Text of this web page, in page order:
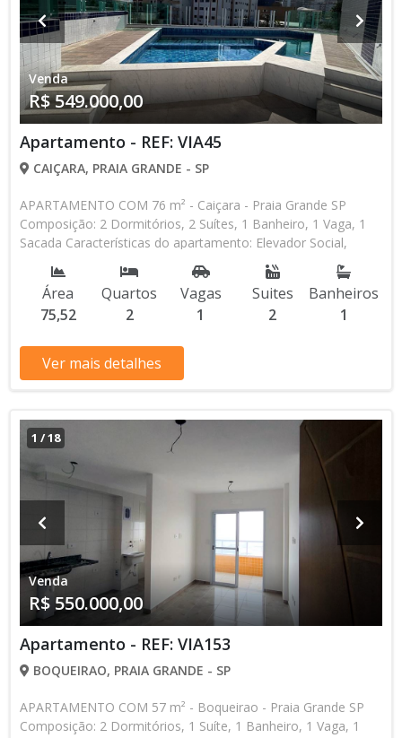
Venda
R$ 549.000,00
Apartamento - REF: VIA45
CAIÇARA, PRAIA GRANDE - SP
APARTAMENTO COM 76 m² - Caiçara - Praia Grande SP
Composição: 2 Dormitórios, 2 Suítes, 1 Banheiro, 1 Vaga, 1
Sacada Características do apartamento: Elevador Social,
Elevador de Serviço, Piscina, Sauna, Salão de Jogos, Salão de
Festas, Espaço Kids, Espaço Gourmet, Academia Aceita
Financiamento Bancário * Os valores e disponibilidade podem
ser alterados sem prévio aviso. Favor verificar entrando em
Área
75,52
Quartos
2
Vagas
1
Suites
2
Banheiros
1
Ver mais detalhes
1 /18
Venda
R$ 550.000,00
Apartamento - REF: VIA153
BOQUEIRAO, PRAIA GRANDE - SP
APARTAMENTO COM 57 m² - Boqueirao - Praia Grande SP
Composição: 2 Dormitórios, 1 Suíte, 1 Banheiro, 1 Vaga, 1